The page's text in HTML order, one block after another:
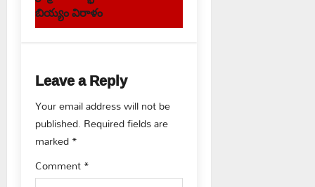
t
a
v
i
g
బియ్యం విరాళం
Leave a Reply
Your email address will not be
published. Required fields are
marked*
Comment*